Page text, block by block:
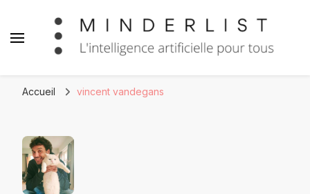
Artificielle
Accueil vincent vandegans